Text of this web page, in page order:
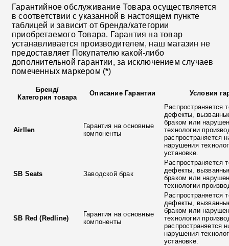
Гарантийное обслуживание Товара осуществляется
в соответствии с указанной в настоящем пункте
таблицей и зависит от бренда/категории
приобретаемого Товара. Гарантия на товар
устанавливается производителем, наш магазин не
предоставляет Покупателю какой-либо
дополнительной гарантии, за исключением случаев
помеченных маркером (*)
Бренд/
Категория товара
Описание Гарантии Условия
Airllen
Гарантия на основные
компоненты
Распространяется
дефекты,
браком или
технологии
распространяется
нарушения
установке.
SB Seats Заводской брак
Распространяется
дефекты,
браком или
технологии
SB Red (Redline)
Гарантия на основные
компоненты
Распространяется
дефекты,
браком или
технологии
распространяется
нарушения
установке.